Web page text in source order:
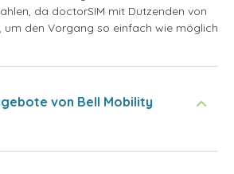
da doctorSIM mit Dutzenden von
um den Vorgang so einfach wie möglich
von Bell Mobility